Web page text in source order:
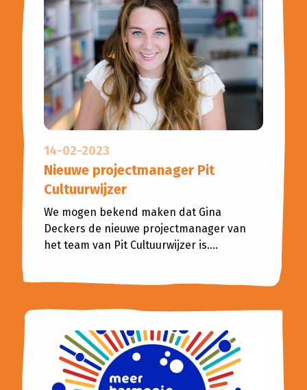
14-02-2023
Nieuwe projectmanager Pit
Cultuurwijzer
We mogen bekend maken dat Gina
Deckers de nieuwe projectmanager van
het team van Pit Cultuurwijzer is....